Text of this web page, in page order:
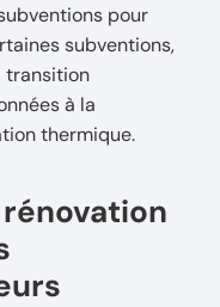
pour
subventions,
transition
à la
thermique.